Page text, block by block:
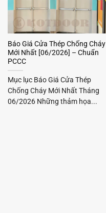
Báo Giá Cửa Thép Chống Cháy
Mới Nhất [06/2026] – Chuẩn
PCCC
Mục lục Báo Giá Cửa Thép
Chống Cháy Mới Nhất Tháng
06/2026 Những thảm họa...